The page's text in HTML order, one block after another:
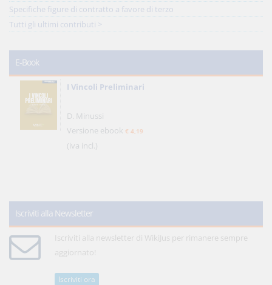
Specifiche figure di contratto a favore di terzo
Tutti gli ultimi contributi >
E-Book
I Vincoli Preliminari
D. Minussi
Versione ebook € 4,19
(iva incl.)
Iscriviti alla Newsletter
Iscriviti alla newsletter di WikiJus per rimanere sempre
aggiornato!
Iscriviti ora